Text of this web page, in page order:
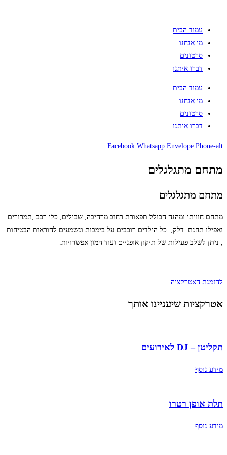
עמוד הבית
מי אנחנו
סרטונים
דברו איתנו
עמוד הבית
מי אנחנו
סרטונים
דברו איתנו
Facebook Whatsapp Envelope Phone-alt
מתחם מתגלגלים
מתחם מתגלגלים
מתחם חוויתי ומהנה הכולל תפאורת רחוב מרהיבה, שבילים, כלי רכב ,תמרורים
ואפילו תחנת דלק, כל הילדים רוכבים על בימבות ונשמעים להוראות הבטיחות
, ניתן לשלב פעילות של תיקון אופניים ועוד המון אפשרויות.
להזמנת האטרקציה
אטרקציות שיעניינו אותך
תקליטן – DJ לאירועים
מידע נוסף
תלת אופן רטרו
מידע נוסף